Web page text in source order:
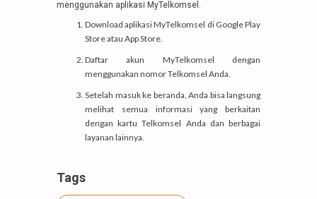
menggunakan aplikasi MyTelkomsel.
Download aplikasi MyTelkomsel di Google Play
Store atau App Store.
Daftar akun MyTelkomsel dengan
menggunakan nomor Telkomsel Anda.
Setelah masuk ke beranda, Anda bisa langsung
melihat semua informasi yang berkaitan
dengan kartu Telkomsel Anda dan berbagai
layanan lainnya.
Tags